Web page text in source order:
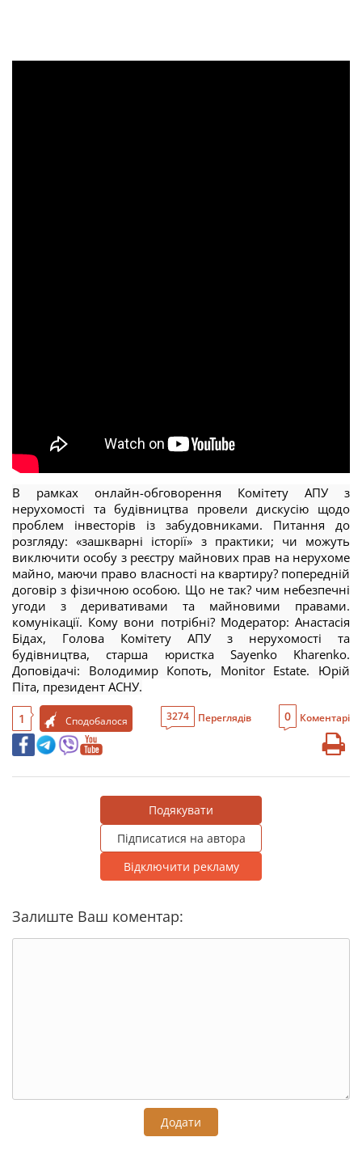
В рамках онлайн-обговорення Комітету АПУ з
нерухомості та будівництва провели дискусію щодо
проблем інвесторів із забудовниками. Питання до
розгляду: «зашкварні історії» з практики; чи можуть
виключити особу з реєстру майнових прав на нерухоме
майно, маючи право власності на квартиру? попередній
договір з фізичною особою. Що не так? чим небезпечні
угоди з деривативами та майновими правами.
комунікації. Кому вони потрібні? Модератор: Анастасія
Бідах, Голова Комітету АПУ з нерухомості та
будівництва, старша юристка Sayenko Kharenko.
Доповідачі: Володимир Копоть, Monitor Estate. Юрій
Піта, президент АСНУ.
1 Сподобалося 3274 Переглядів 0 Коментарі
Подякувати
Підписатися на автора
Відключити рекламу
Залиште Ваш коментар:
Додати